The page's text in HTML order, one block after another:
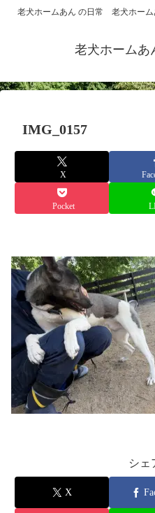
老犬ホームあん の日常 老犬ホーム
老犬ホーム
IMG_0157
X
Pocket
シェ
X